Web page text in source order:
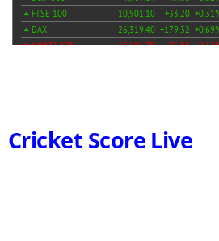
Cricket Score Live